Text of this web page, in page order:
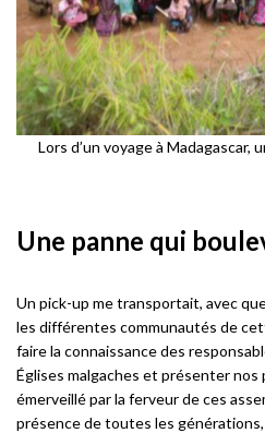
Lors d’un voyage à Madagascar,
Une panne qui
Un pick-up me transportait, avec
les différentes communautés de
faire la connaissance des
Églises malgaches et présenter nos
émerveillé par la ferveur de ces
présence de toutes les générations,